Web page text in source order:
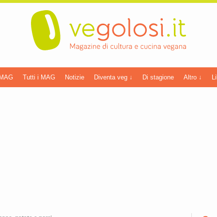
Tutti i MAG Notizie Diventa veg ↓ Di stagione Altro ↓